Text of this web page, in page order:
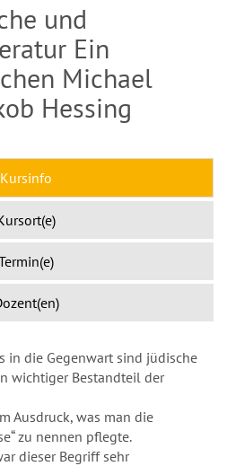
und
Ein
Michael
Hessing
Kursinfo
in die Gegenwart sind jüdische
wichtiger Bestandteil der
Ausdruck, was man die
zu nennen pflegte.
dieser Begriff sehr